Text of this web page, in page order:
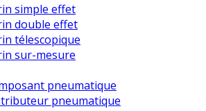
simple effet
double effet
télescopique
sur-mesure
pneumatique
pneumatique